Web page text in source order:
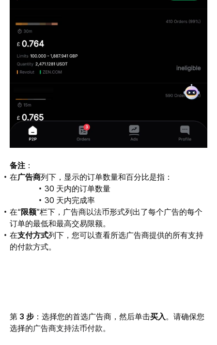
备注 ：
在广告商列下，显示的订单数量和百分比是指：
30 天内的订单数量
30 天内完成率
在“限额”栏下，广告商以法币形式列出了每个广告的每个
订单的最低和最高交易限额。
在支付方式列下，您可以查看所选广告商提供的所有支持
的付款方式。
第 3 步 ：选择您的首选广告商，然后单击买入 。请确保您
选择的广告商支持法币付款。